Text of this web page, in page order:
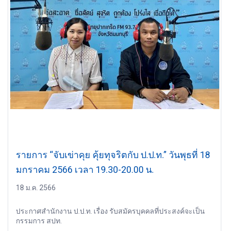
รายการ “จับเข่าคุย คุ้ยทุจริตกับ ป.ป.ท.” วันพุธที่ 18
มกราคม 2566 เวลา 19.30-20.00 น.
18 ม.ค. 2566
ประกาศสำนักงาน ป.ป.ท. เรื่อง รับสมัครบุคคลที่ประสงค์จะเป็น
กรรมการ สปท.